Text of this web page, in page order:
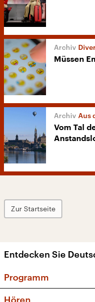
Müssen
Aus
Vom Tal
Zur Startseite
Entdecken Sie
Programm
Hören